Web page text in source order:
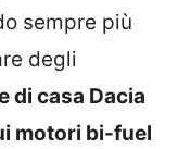
sempre più
degli
di casa Dacia
motori bi-fuel